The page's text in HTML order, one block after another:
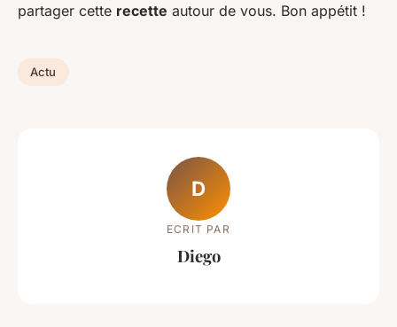
partager cette recette autour de vous. Bon appétit !
Actu
D
ECRIT PAR
Diego